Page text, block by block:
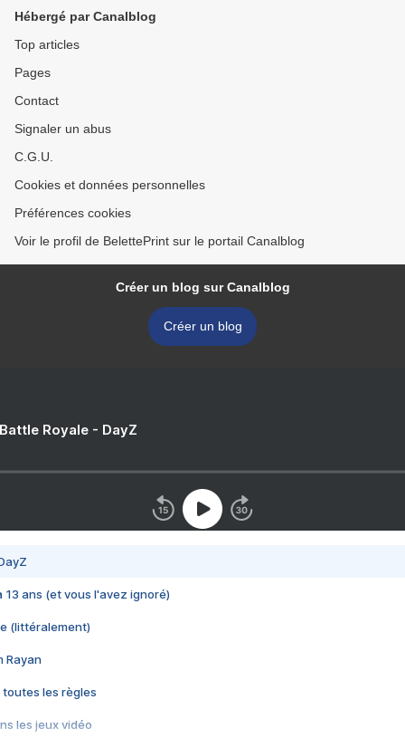
Hébergé par Canalblog
Top articles
Pages
Contact
Signaler un abus
C.G.U.
Cookies et données personnelles
Préférences cookies
Voir le profil de BelettePrint sur le portail Canalblog
Créer un blog sur Canalblog
Créer un blog
Royale - DayZ
13 ans (et vous l'avez ignoré)
(littéralement)
Rayan
toutes les règles
les jeux vidéo